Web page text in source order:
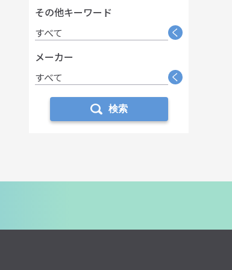
その他キーワード
すべて
く
メーカー
すべて
く
検索